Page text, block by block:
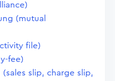
(mutual
file)
fee)
slip, charge slip,